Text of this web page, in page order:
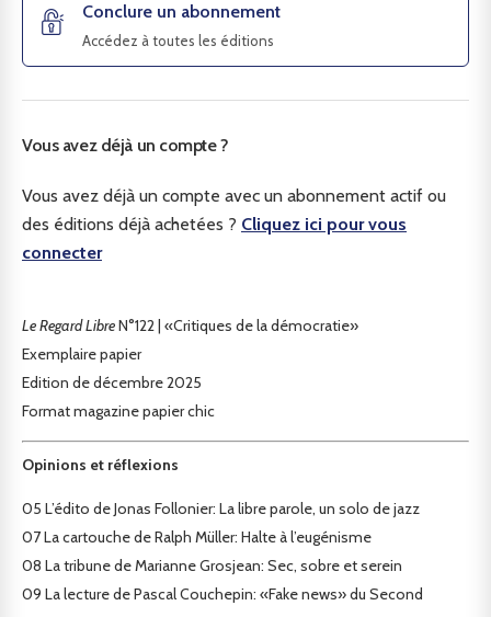
Conclure un abonnement
Accédez à toutes les éditions
Vous avez déjà un compte ?
Vous avez déjà un compte avec un abonnement actif ou
des éditions déjà achetées ? Cliquez ici pour vous
connecter
Le Regard LibreN°122 | «Critiques de la démocratie»
Exemplaire papier
Edition de décembre 2025
Format magazine papier chic
Opinions et réflexions
05 L’édito de Jonas Follonier: La libre parole, un solo de jazz
07La cartouche de Ralph Müller: Halte à l’eugénisme
08 La tribune de Marianne Grosjean: Sec, sobre et serein
09 La lecture de Pascal Couchepin: «Fake news» du Second